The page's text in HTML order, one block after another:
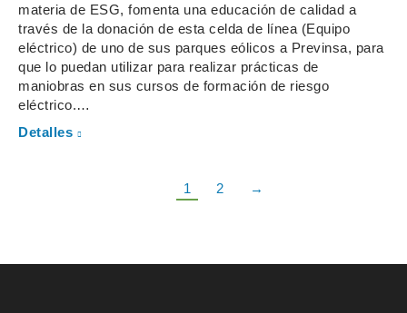
materia de ESG, fomenta una educación de calidad a
través de la donación de esta celda de línea (Equipo
eléctrico) de uno de sus parques eólicos a Previnsa, para
que lo puedan utilizar para realizar prácticas de
maniobras en sus cursos de formación de riesgo
eléctrico.…
Detalles
1 2 →